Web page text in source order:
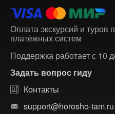
Оплата экскурсий и
платёжных систем
Поддержка работает с 10
Задать вопрос гиду
Контакты
support@horosho-tam.ru